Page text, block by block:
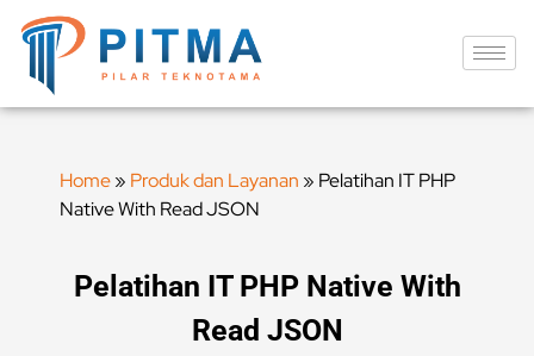
Home» Produk dan Layanan » Pelatihan IT PHP
Native With Read JSON
Pelatihan IT PHP Native With
Read JSON